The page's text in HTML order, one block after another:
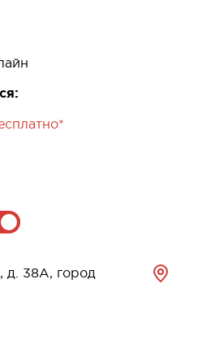
д. 38А, город